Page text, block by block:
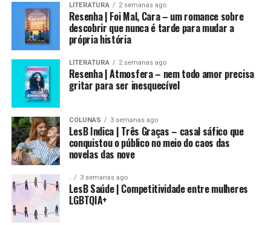
LITERATURA 2 semanas ago
Resenha | Foi Mal, Cara – um romance sobre
descobrir que nunca é tarde para mudar a
própria história
LITERATURA 2 semanas ago
Resenha | Atmosfera – nem todo amor precisa
gritar para ser inesquecível
COLUNAS 3 semanas ago
LesB Indica | Três Graças – casal sáfico que
conquistou o público no meio do caos das
novelas das nove
3 semanas ago
LesB Saúde | Competitividade entre mulheres
LGBTQIA+